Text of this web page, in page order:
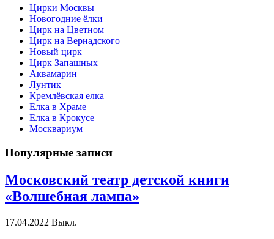
Цирки Москвы
Новогодние ёлки
Цирк на Цветном
Цирк на Вернадского
Новый цирк
Цирк Запашных
Аквамарин
Лунтик
Кремлёвская елка
Елка в Храме
Елка в Крокусе
Москвариум
Популярные записи
Московский театр детской книги
«Волшебная лампа»
17.04.2022 Выкл.